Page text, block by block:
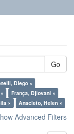
Go
Diego ×
França, Djiovani ×
× Anacleto, Helen ×
Advanced Filters